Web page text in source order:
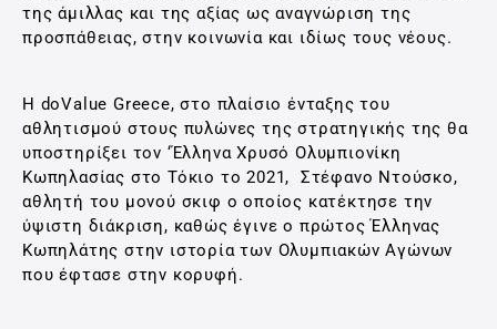
της άμιλλας και της αξίας ως αναγνώριση της
προσπάθειας, στην κοινωνία και ιδίως τους νέους.
Η doValue Greece, στο πλαίσιο ένταξης του
αθλητισμού στους πυλώνες της στρατηγικής της θα
υποστηρίξει τον ‘Έλληνα Χρυσό Ολυμπιονίκη
Κωπηλασίας στο Τόκιο το 2021, Στέφανο Ντούσκο,
αθλητή του μονού σκιφ ο οποίος κατέκτησε την
ύψιστη διάκριση, καθώς έγινε ο πρώτος Έλληνας
Κωπηλάτης στην ιστορία των Ολυμπιακών Αγώνων
που έφτασε στην κορυφή.